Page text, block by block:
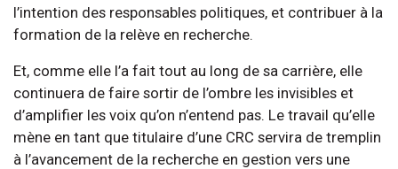
l’intention des responsables politiques, et contribuer à la
formation de la relève en recherche.
Et, comme elle l’a fait tout au long de sa carrière, elle
continuera de faire sortir de l’ombre les invisibles et
d’amplifier les voix qu’on n’entend pas. Le travail qu’elle
mène en tant que titulaire d’une CRC servira de tremplin
à l’avancement de la recherche en gestion vers une